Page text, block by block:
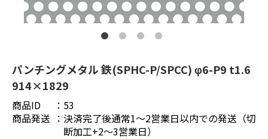
パンチングメタル 鉄(SPHC-P/SPCC) φ6-P9 t1.6
914×1829
商品ID ： 53
商品発送 ： 決済完了後通常1～2営業日以内での発送（切
断加工+2～3営業日）